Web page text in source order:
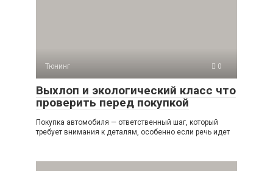
Тюнинг 0
Выхлоп и экологический класс что
проверить перед покупкой
Покупка автомобиля — ответственный шаг, который
требует внимания к деталям, особенно если речь идет